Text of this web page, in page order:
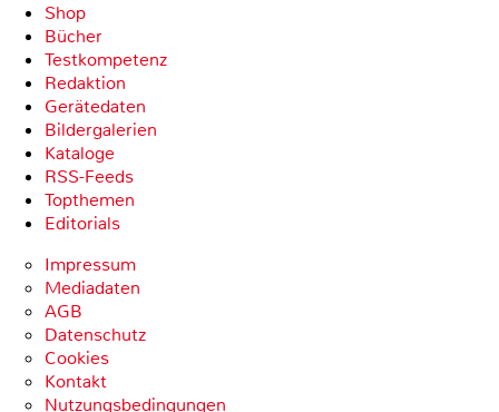
Shop
Bücher
Testkompetenz
Redaktion
Gerätedaten
Bildergalerien
Kataloge
RSS-Feeds
Topthemen
Editorials
Impressum
Mediadaten
AGB
Datenschutz
Cookies
Kontakt
Nutzungsbedingungen